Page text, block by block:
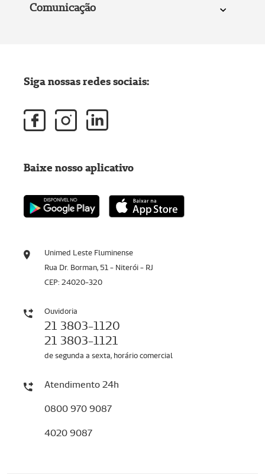
Comunicação
Unimed Leste Fluminense
Rua Dr. Borman, 51 - Niterói - RJ
CEP: 24020-320
Ouvidoria
21 3803-1120
21 3803-1121
de segunda a sexta, horário comercial
Atendimento 24h
0800 970 9087
4020 9087
Siga nossas redes sociais:
Baixe nosso aplicativo